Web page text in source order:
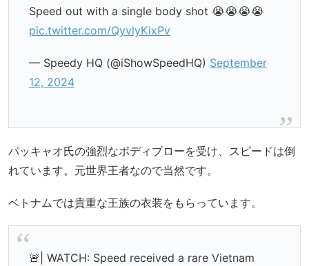
Speed out with a single body shot 😭😭😭😭
pic.twitter.com/QyvlyKixPv
— Speedy HQ (@iShowSpeedHQ) September
12, 2024
パッキャオ氏の強烈なボディブローを受け、スピードは倒
れています。元世界王者なので当然です。
ベトナムでは貴重な王族の衣装をもらっています。
🚨| WATCH: Speed received a rare Vietnam